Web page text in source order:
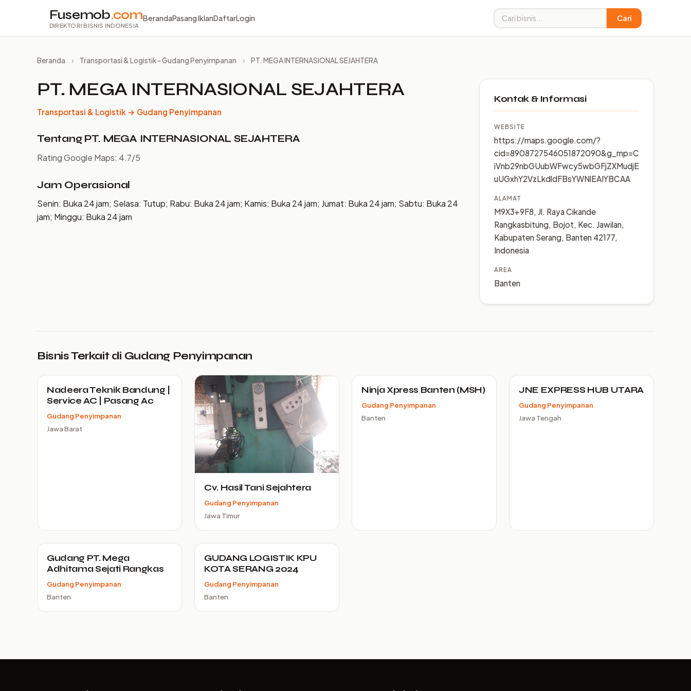
Fusemob.com
DIREKTORI BISNIS INDONESIA
BerandaPasang IklanDaftarLogin Cari
Beranda › Transportasi & Logistik - Gudang Penyimpanan › PT. MEGA INTERNASIONAL SEJAHTERA
PT. MEGA INTERNASIONAL SEJAHTERA
Transportasi & Logistik → Gudang Penyimpanan
Tentang PT. MEGA INTERNASIONAL SEJAHTERA
Rating Google Maps: 4.7/5
Jam Operasional
Senin: Buka 24 jam; Selasa: Tutup; Rabu: Buka 24 jam; Kamis: Buka 24 jam; Jumat: Buka 24 jam; Sabtu: Buka 24
jam; Minggu: Buka 24 jam
Kontak & Informasi
WEBSITE
https://maps.google.com/?
cid=8908727546051872090&g_mp=C
iVnb29nbGUubWFwcy5wbGFjZXMudjE
uUGxhY2VzLkdldFBsYWNlEAIYBCAA
ALAMAT
M9X3+9F8, Jl. Raya Cikande
Rangkasbitung, Bojot, Kec. Jawilan,
Kabupaten Serang, Banten 42177,
Indonesia
AREA
Banten
Bisnis Terkait di Gudang Penyimpanan
Nadeera Teknik Bandung |
Service AC | Pasang Ac
Gudang Penyimpanan
Jawa Barat
Cv. Hasil Tani Sejahtera
Gudang Penyimpanan
Jawa Timur
Ninja Xpress Banten (MSH)
Gudang Penyimpanan
Banten
JNE EXPRESS HUB UTARA
Gudang Penyimpanan
Jawa Tengah
Gudang PT. Mega
Adhitama Sejati Rangkas
Gudang Penyimpanan
Banten
GUDANG LOGISTIK KPU
KOTA SERANG 2024
Gudang Penyimpanan
Banten